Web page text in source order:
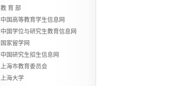
教 育 部
中国高等教育学生信息网
中国学位与研究⽣教育信息网
国家留学网
中国研究⽣招⽣信息网
上海市教育委员会
上海大学